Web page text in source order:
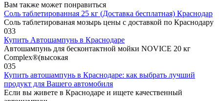
Вам также может понравиться
Соль таблетированная 25 кг (Доставка бесплатная) Краснодар
Соль таблетированая мозырь цены с доставкой по Краснодару
033
Купить Автошампунь в Краснодаре
Автошампунь для бесконтактной мойки NOVICE 20 кг
Complex®(высокая
035
Купить автошампунь в Краснодаре: как выбрать лучший
продукт для Вашего автомобиля
Если вы живете в Краснодаре и ищете качественный